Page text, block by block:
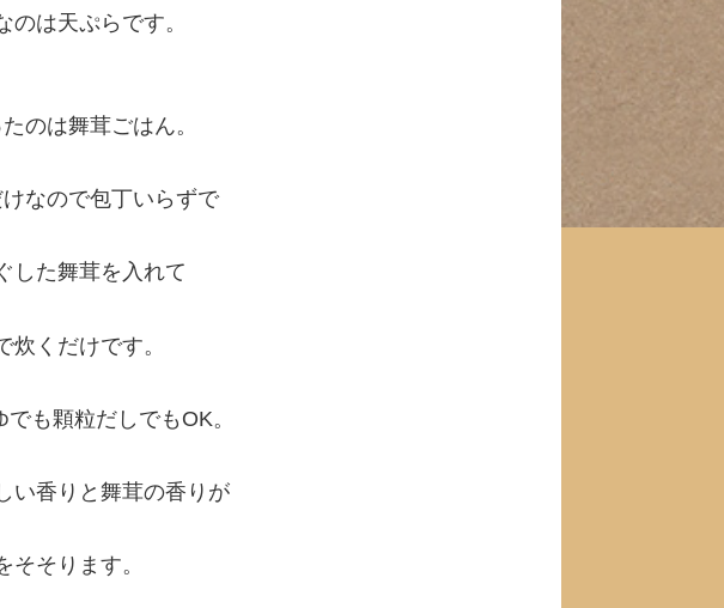
のは天ぷらです。
のは舞茸ごはん。
なので包丁いらずで
した舞茸を入れて
炊くだけです。
も顆粒だしでもOK。
い香りと舞茸の香りが
そそります。